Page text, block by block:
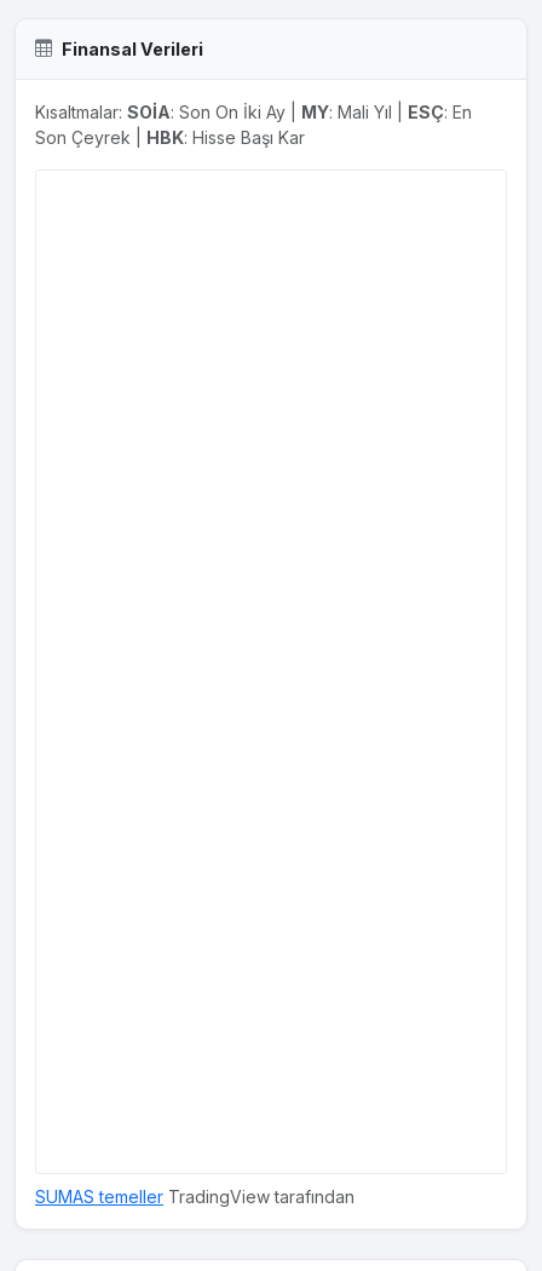
Finansal Verileri
Kısaltmalar: SOİA: Son On İki Ay | MY: Mali Yıl | ESÇ: En
Son Çeyrek | HBK: Hisse Başı Kar
SUMAS temeller TradingView tarafından